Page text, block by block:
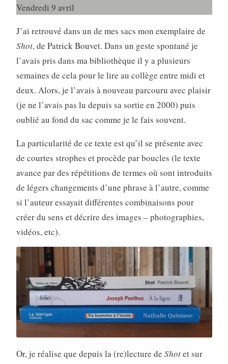
Vendredi 9 avril
J’ai retrouvé dans un de mes sacs mon exemplaire de
Shot, de Patrick Bouvet. Dans un geste spontané je
l’avais pris dans ma bibliothèque il y a plusieurs
semaines de cela pour le lire au collège entre midi et
deux. Alors, je l’avais à nouveau parcouru avec plaisir
(je ne l’avais pas lu depuis sa sortie en 2000) puis
oublié au fond du sac comme je le fais souvent.
La particularité de ce texte est qu’il se présente avec
de courtes strophes et procède par boucles (le texte
avance par des répétitions de termes où sont introduits
de légers changements d’une phrase à l’autre, comme
si l’auteur essayait différentes combinaisons pour
créer du sens et décrire des images – photographies,
vidéos, etc).
Or, je réalise que depuis la (re)lecture de Shotet sur